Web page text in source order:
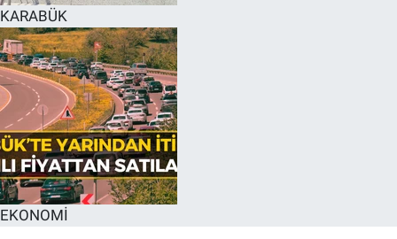
KARABÜK
EKONOMİ
Son Dakika Haberleri
Haber Arşivi